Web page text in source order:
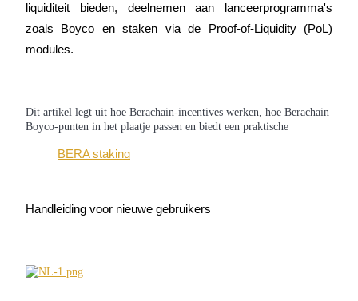
TradFi
Futures met USDC als onderpand
liquiditeit bieden, deelnemen aan lanceerprogramma's
zoals Boyco en staken via de Proof-of-Liquidity (PoL)
modules.
Dit artikel legt uit hoe Berachain-incentives werken, hoe Berachain
Boyco-punten in het plaatje passen en biedt een praktische
BERA staking
Handleiding voor nieuwe gebruikers